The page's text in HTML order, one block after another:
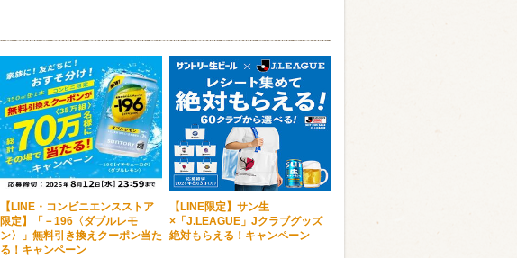
【LINE・コンビニエンスストア
限定】「－196〈ダブルレモ
ン〉」無料引き換えクーポン当た
る！キャンペーン
【LINE限定】サン生
×「J.LEAGUE」Jクラブグッズ
絶対もらえる！キャンペーン